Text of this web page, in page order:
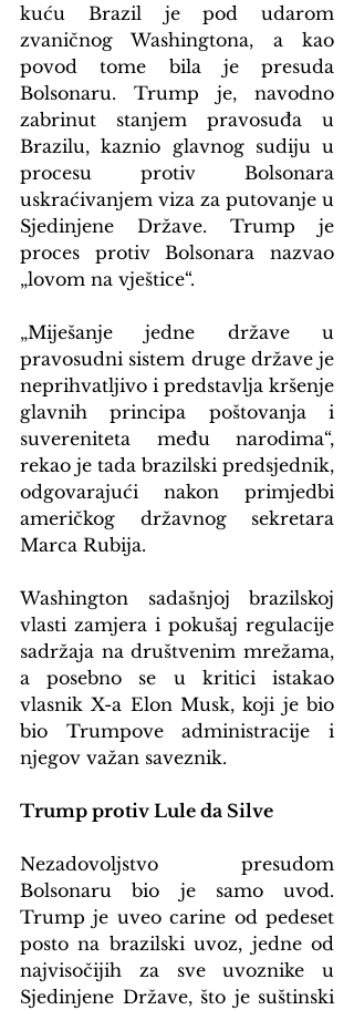
kuću Brazil je pod udarom
zvaničnog Washingtona, a kao
povod tome bila je presuda
Bolsonaru. Trump je, navodno
zabrinut stanjem pravosuđa u
Brazilu, kaznio glavnog sudiju u
procesu protiv Bolsonara
uskraćivanjem viza za putovanje u
Sjedinjene Države. Trump je
proces protiv Bolsonara nazvao
„lovom na vještice“.
„Miješanje jedne države u
pravosudni sistem druge države je
neprihvatljivo i predstavlja kršenje
glavnih principa poštovanja i
suvereniteta među narodima“,
rekao je tada brazilski predsjednik,
odgovarajući nakon primjedbi
američkog državnog sekretara
Marca Rubija.
Washington sadašnjoj brazilskoj
vlasti zamjera i pokušaj regulacije
sadržaja na društvenim mrežama,
a posebno se u kritici istakao
vlasnik X-a Elon Musk, koji je bio
bio Trumpove administracije i
njegov važan saveznik.
Trump protiv Lule da Silve
Nezadovoljstvo presudom
Bolsonaru bio je samo uvod.
Trump je uveo carine od pedeset
posto na brazilski uvoz, jedne od
najvisočijih za sve uvoznike u
Sjedinjene Države, što je suštinski